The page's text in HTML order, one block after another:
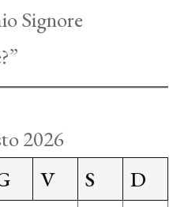
Signore
2026
V S
D